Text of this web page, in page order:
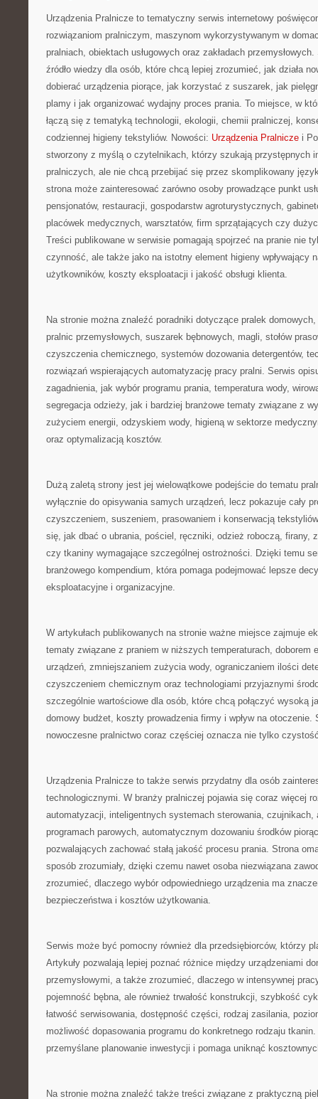
Urządzenia Pralnicze to tematyczny serwis internetowy
rozwiązaniom pralniczym, maszynom wykorzystywanym w
pralniach, obiektach usługowych oraz zakładach
źródło wiedzy dla osób, które chcą lepiej zrozumieć, jak działa
dobierać urządzenia piorące, jak korzystać z suszarek, jak
plamy i jak organizować wydajny proces prania. To miejsce, w
łączą się z tematyką technologii, ekologii, chemii pralniczej,
codziennej higieny tekstyliów. Nowości: Urządzenia Pralnicze i
stworzony z myślą o czytelnikach, którzy szukają przystępnych
pralniczych, ale nie chcą przebijać się przez skomplikowany
strona może zainteresować zarówno osoby prowadzące punkt
pensjonatów, restauracji, gospodarstw agroturystycznych,
placówek medycznych, warsztatów, firm sprzątających czy
Treści publikowane w serwisie pomagają spojrzeć na pranie nie
czynność, ale także jako na istotny element higieny wpływający
użytkowników, koszty eksploatacji i jakość obsługi klienta.
Na stronie można znaleźć poradniki dotyczące pralek domowych,
pralnic przemysłowych, suszarek bębnowych, magli, stołów
czyszczenia chemicznego, systemów dozowania detergentów,
rozwiązań wspierających automatyzację pracy pralni. Serwis
zagadnienia, jak wybór programu prania, temperatura wody,
segregacja odzieży, jak i bardziej branżowe tematy związane z
zużyciem energii, odzyskiem wody, higieną w sektorze
oraz optymalizacją kosztów.
Dużą zaletą strony jest jej wielowątkowe podejście do tematu
wyłącznie do opisywania samych urządzeń, lecz pokazuje cały
czyszczeniem, suszeniem, prasowaniem i konserwacją
się, jak dbać o ubrania, pościel, ręczniki, odzież roboczą, firany,
czy tkaniny wymagające szczególnej ostrożności. Dzięki temu
branżowego kompendium, która pomaga podejmować lepsze
eksploatacyjne i organizacyjne.
W artykułach publikowanych na stronie ważne miejsce zajmuje
tematy związane z praniem w niższych temperaturach, doborem
urządzeń, zmniejszaniem zużycia wody, ograniczaniem ilości
czyszczeniem chemicznym oraz technologiami przyjaznymi
szczególnie wartościowe dla osób, które chcą połączyć wysoką
domowy budżet, koszty prowadzenia firmy i wpływ na otoczenie.
nowoczesne pralnictwo coraz częściej oznacza nie tylko
Urządzenia Pralnicze to także serwis przydatny dla osób
technologicznymi. W branży pralniczej pojawia się coraz więcej
automatyzacji, inteligentnych systemach sterowania, czujnikach,
programach parowych, automatycznym dozowaniu środków
pozwalających zachować stałą jakość procesu prania. Strona
sposób zrozumiały, dzięki czemu nawet osoba niezwiązana
zrozumieć, dlaczego wybór odpowiedniego urządzenia ma
bezpieczeństwa i kosztów użytkowania.
Serwis może być pomocny również dla przedsiębiorców, którzy
Artykuły pozwalają lepiej poznać różnice między urządzeniami
przemysłowymi, a także zrozumieć, dlaczego w intensywnej
pojemność bębna, ale również trwałość konstrukcji, szybkość
łatwość serwisowania, dostępność części, rodzaj zasilania,
możliwość dopasowania programu do konkretnego rodzaju tkanin.
przemyślane planowanie inwestycji i pomaga uniknąć
Na stronie można znaleźć także treści związane z praktyczną